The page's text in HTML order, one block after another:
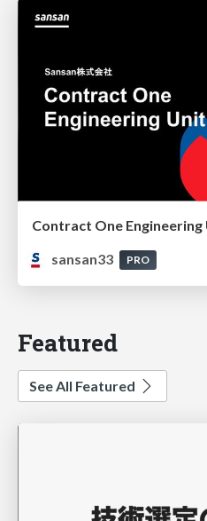
Contract One Engineering
sansan33
PRO
Featured
See All Featured